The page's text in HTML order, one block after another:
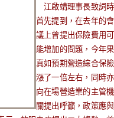
江啟靖理事長致詞時
首先提到，在去年的會
議上曾提出保險費用可
能增加的問題，今年果
真如預期營造綜合保險
漲了一倍左右，同時亦
向在場營造業的主管機
關提出呼籲，政策應與